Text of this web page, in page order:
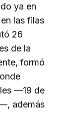
ya en
las filas
26
de la
formó
—19 de
además